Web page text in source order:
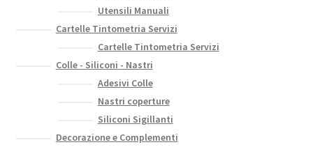
Utensili Manuali
Cartelle Tintometria Servizi
Cartelle Tintometria Servizi
Colle - Siliconi - Nastri
Adesivi Colle
Nastri coperture
Siliconi Sigillanti
Decorazione e Complementi